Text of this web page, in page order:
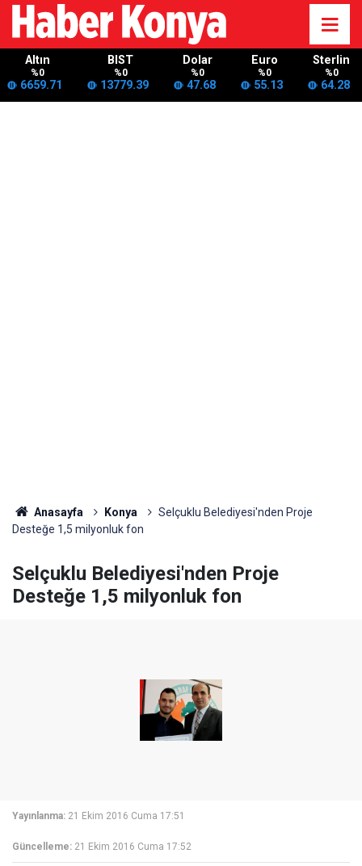
Altın
%0
6659.71
BIST
%0
13779.39
Dolar
%0
47.68
Euro
%0
55.13
Sterlin
%0
64.28
Anasayfa Konya
Selçuklu Belediyesi'nden Proje
Desteğe 1,5 milyonluk fon
Selçuklu Belediyesi'nden Proje
Desteğe 1,5 milyonluk fon
Yayınlanma: 21 Ekim 2016 Cuma 17:51
Güncelleme: 21 Ekim 2016 Cuma 17:52